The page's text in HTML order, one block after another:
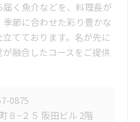
く魚介などを、料理長が
節に合わせた彩り豊かな
てております。名が先に
融合したコースをご提供
0875
８−２５ 阪田ビル 2階